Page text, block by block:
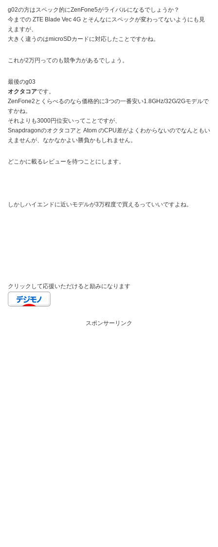
g02の方はスペック的にZenFone5がライバルになるでしょうか？
今までの ZTE Blade Vec 4G とそんなにスペックが変わってないようにも見
えますが、
大きく違うのはmicroSDカードに対応したことですかね。
これが2万円ってのも競争力があるでしょう。
最後のg03
オクタコアです。
ZenFone2とくらべるのなら価格的に3つの一番安い1.8GHz/32G/2Gモデルで
すかね。
それよりも3000円位安いってことですが、
Snapdragonのオクタコアと Atom のCPU差がよくわからないのでなんともい
えませんが、なかなかよい勝負かもしれません。
どこかに載るレビューを待つことにします。
しかしハイエンドに近いモデルが3万程度で買えるっていいですよね。
クリックして応援いただけると励みになります
スポンサーリンク